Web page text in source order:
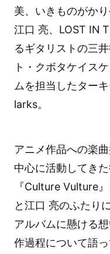
美、いきものがか
江口 亮、LOST IN
るギタリストの三
ト・クボタケイス
ムを担当したター
larks。
アニメ作品への楽
中心に活動してき
『Culture Vulture
と江口 亮のふたり
アルバムに懸ける
作過程について語